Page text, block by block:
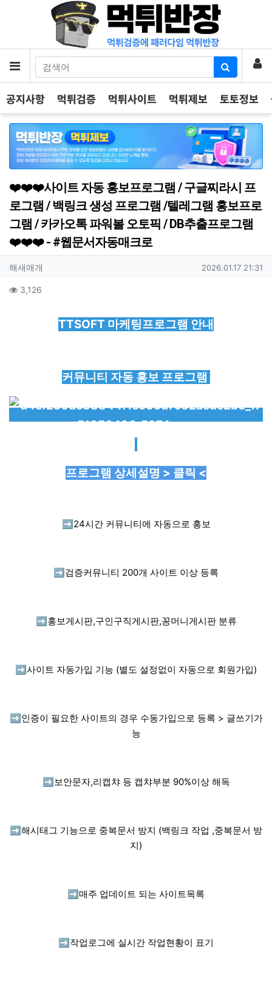
메뉴 로
공지사항 먹튀검증 먹튀사이트 먹튀제보 토토정보
❤️❤️❤️사이트 자동 홍보프로그램 / 구글찌라시 프
로그램 / 백링크 생성 프로그램 /텔레그램 홍보프로
그램 / 카카오톡 파워볼 오토픽 / DB추출프로그램
❤️❤️❤️ - #웹문서자동매크로
작성자 정보
해새애개 작성일
2026.01.17 21:31
컨텐츠 정보
3,126
TTSOFT 마케팅프로그램 안내
커뮤니티 자동 홍보 프로그램
프로그램 상세설명 > 클릭 <
➡️ 24시간 커뮤니티에 자동으로 홍보
➡️ 검증커뮤니티 200개 사이트 이상 등록
➡️ 홍보게시판,구인구직게시판,꽁머니게시판 분류
➡️ 사이트 자동가입 기능 (별도 설정없이 자동으로 회원가입)
➡️ 인증이 필요한 사이트의 경우 수동가입으로 등록 > 글쓰기가
능
➡️ 보안문자,리캡챠 등 캡챠부분 90%이상 해독
➡️ 해시태그 기능으로 중복문서 방지 (백링크 작업 ,중복문서 방
지)
➡️ 매주 업데이트 되는 사이트목록
➡️ 작업로그에 실시간 작업현황이 표기